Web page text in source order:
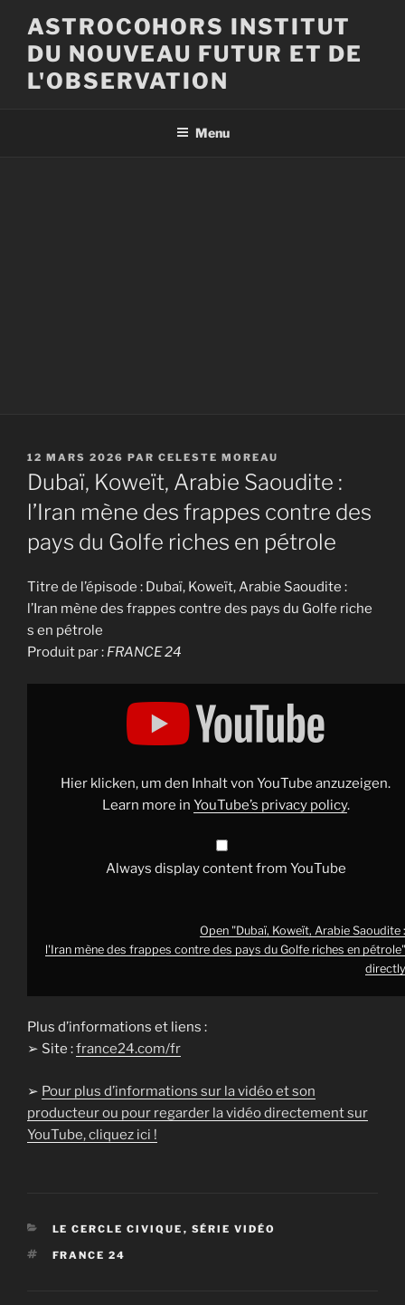
contenu
principal
ASTROCOHORS INSTITUT
DU NOUVEAU FUTUR ET DE
L'OBSERVATION
Menu
PUBLIÉ
LE
12 MARS 2026 PAR CELESTE MOREAU
Dubaï, Koweït, Arabie Saoudite :
l’Iran mène des frappes contre des
pays du Golfe riches en pétrole
Titre de l’épisode : Dubaï, Koweït, Arabie Saoudite :
l’Iran mène des frappes contre des pays du Golfe riche
s en pétrole
Produit par : FRANCE 24
Display
YouTubeHier klicken, um den Inhalt von YouTube anzuzeigen.
Learn more in YouTube’s privacy policy.
Always display content from YouTube
Open "Dubaï, Koweït, Arabie Saoudite :
l'Iran mène des frappes contre des pays du Golfe riches en pétrole"
directly
Plus d’informations et liens :
➢ Site :france24.com/fr
➢ Pour plus d’informations sur la vidéo et son
producteur ou pour regarder la vidéo directement sur
YouTube, cliquez ici !
CATÉGORIES
LE CERCLE CIVIQUE , SÉRIE VIDÉO
ÉTIQUETTES
FRANCE 24